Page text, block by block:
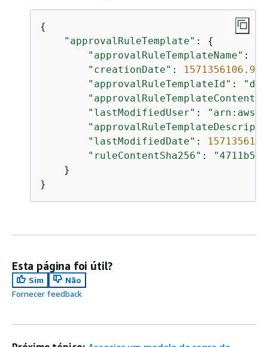
{
"approvalRuleTemplate" : {
"approvalRuleTemplateName" :
"creationDate" : 1571356106.936
"approvalRuleTemplateId" :
"approvalRuleTemplateContent"
"lastModifiedUser" :
"lastModifiedDate" :
"ruleContentSha256" :
    }
}
Esta página foi útil?
Sim
Não
Fornecer feedback